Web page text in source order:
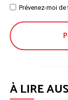
SitePrévenez-moi
À LIRE